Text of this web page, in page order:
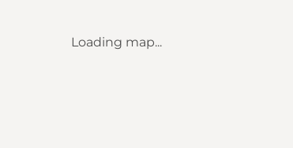
Loading map...